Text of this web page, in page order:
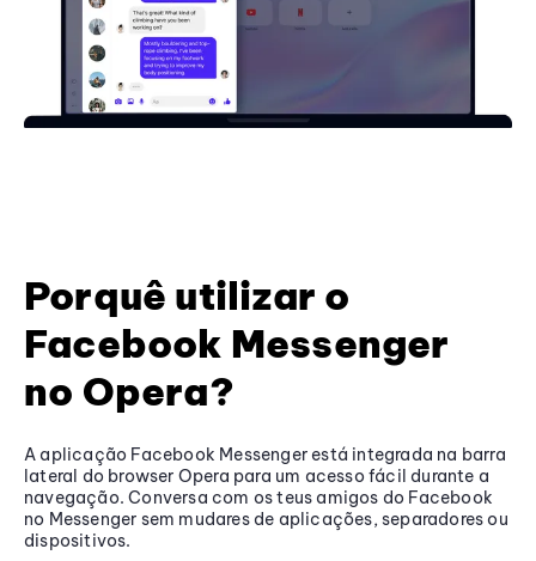
Porquê utilizar o
Facebook Messenger
no Opera?
A aplicação Facebook Messenger está integrada na barra
lateral do browser Opera para um acesso fácil durante a
navegação. Conversa com os teus amigos do Facebook
no Messenger sem mudares de aplicações, separadores ou
dispositivos.